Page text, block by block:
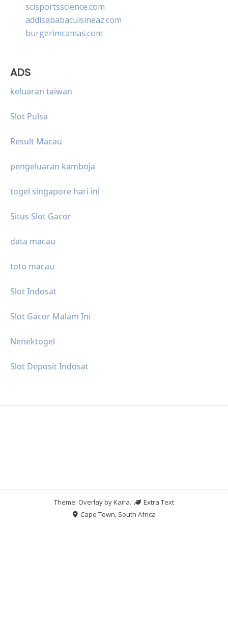
scisportsscience.com
addisababacuisineaz.com
burgerimcamas.com
ADS
keluaran taiwan
Slot Pulsa
Result Macau
pengeluaran kamboja
togel singapore hari ini
Situs Slot Gacor
data macau
toto macau
Slot Indosat
Slot Gacor Malam Ini
Nenektogel
Slot Deposit Indosat
Theme: Overlay byKaira.
Extra Text
Cape Town, South Africa